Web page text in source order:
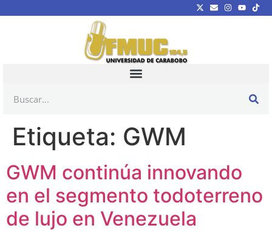
Etiqueta: GWM
GWM continúa innovando
en el segmento todoterreno
de lujo en Venezuela